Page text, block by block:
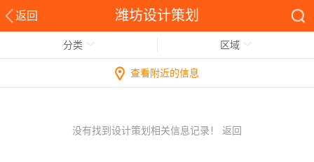
返回 潍坊设计策划
分类 区域
查看附近的信息
没有找到设计策划相关信息记录！ 返回